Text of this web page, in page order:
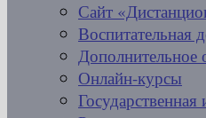
Сайт
Воспитательная
Дополнительное
Онлайн-курсы
Государственная